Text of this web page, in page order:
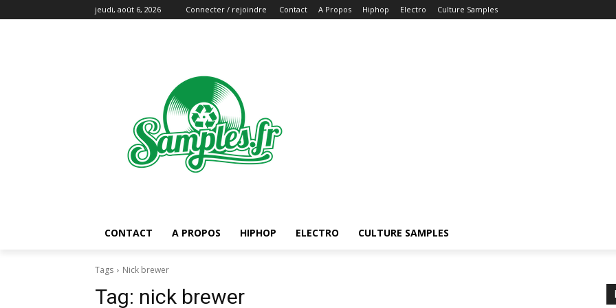
jeudi, août 6, 2026 Connecter / rejoindre Contact A Propos Hiphop Electro Culture Samples
CONTACT A PROPOS HIPHOP ELECTRO CULTURE SAMPLES
Tags Nick brewer
Tag: nick brewer